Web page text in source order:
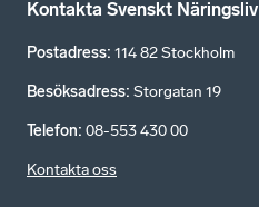
Kontakta Svenskt Näringsliv
Postadress: 114 82 Stockholm
Besöksadress: Storgatan 19
Telefon: 08-553 430 00
Kontakta oss